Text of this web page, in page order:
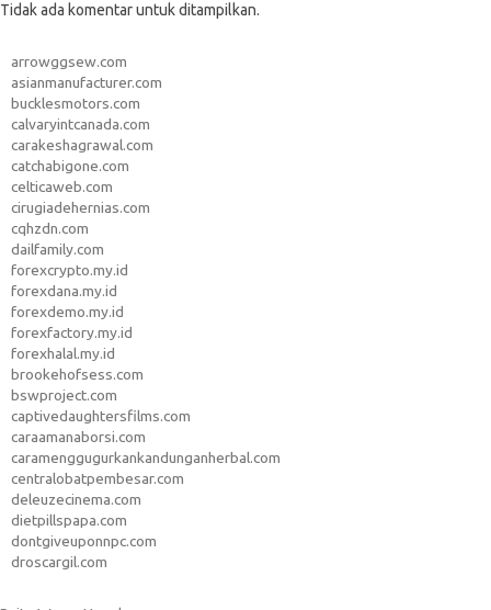
Tidak ada komentar untuk ditampilkan.
arrowggsew.com
asianmanufacturer.com
bucklesmotors.com
calvaryintcanada.com
carakeshagrawal.com
catchabigone.com
celticaweb.com
cirugiadehernias.com
cqhzdn.com
dailfamily.com
forexcrypto.my.id
forexdana.my.id
forexdemo.my.id
forexfactory.my.id
forexhalal.my.id
brookehofsess.com
bswproject.com
captivedaughtersfilms.com
caraamanaborsi.com
caramenggugurkankandunganherbal.com
centralobatpembesar.com
deleuzecinema.com
dietpillspapa.com
dontgiveuponnpc.com
droscargil.com